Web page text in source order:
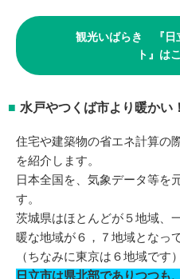
観光いばらき 『日
ト』は
水戸やつくば市より暖か
住宅や建築物の省エネ計算の
を紹介します。
日本全国を、気象データ等を
す。
茨城県はほとんどが５地域、
暖な地域が６，７地域となっ
（ちなみに東京は６地域です）
日立市は県北部でありつつも